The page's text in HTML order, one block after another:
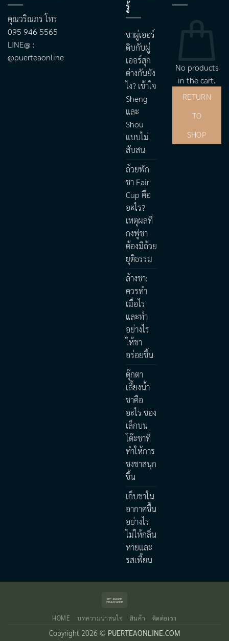
คุณวริณภร โทร
095 946 5565
LINE@ :
@puerteaonline
รู้
ชาผู่เออร์
ดิบกับผู่
เออร์สุก
ต่างกันยัง
ไง? เข้าใจ
Sheng
และ
Shou
แบบไม่
สับสน
ถ้วยพัก
ชา Fair
Cup คือ
อะไร?
เหตุผลที่
กงฟูชา
ต้องมีถ้วย
ยุติธรรม
ล้างชา:
ควรทำ
เมื่อไร
และทำ
อย่างไร
ให้ชา
อร่อยขึ้น
ตุ๊กตา
เลี้ยงน้ำ
ชาคือ
อะไร ของ
เล็กบน
โต๊ะชาที่
ทำให้การ
ชงชาสนุก
ขึ้น
เก็บชาใน
อากาศชื้น
อย่างไร
ไม่ให้กลิ่น
หายและ
รสเพี้ยน
No products
in the cart.
RETURN
TO
SHOP
HOME บทความน่าสนใจ สินค้า ติดต่อเรา
Copyright 2026 © PUERTEAONLINE.COM